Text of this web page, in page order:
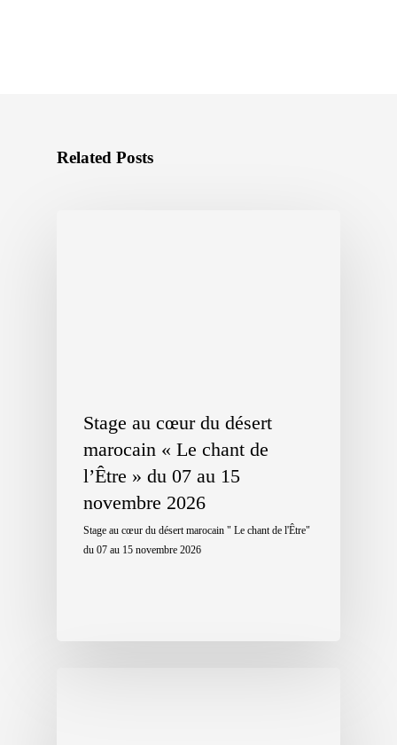
Related Posts
Stage au cœur du désert
marocain « Le chant de
l’Être » du 07 au 15
novembre 2026
Stage au cœur du désert marocain " Le chant de l'Être"
du 07 au 15 novembre 2026